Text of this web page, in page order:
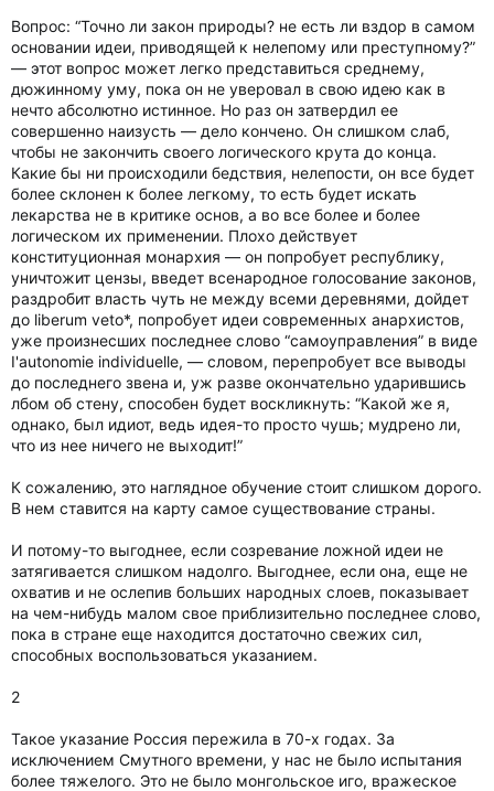
Вопрос: “Точно ли закон природы? не есть ли вздор в самом
основании идеи, приводящей к нелепому или преступному?”
— этот вопрос может легко представиться среднему,
дюжинному уму, пока он не уверовал в свою идею как в
нечто абсолютно истинное. Но раз он затвердил ее
совершенно наизусть — дело кончено. Он слишком слаб,
чтобы не закончить своего логического крута до конца.
Какие бы ни происходили бедствия, нелепости, он все будет
более склонен к более легкому, то есть будет искать
лекарства не в критике основ, а во все более и более
логическом их применении. Плохо действует
конституционная монархия — он попробует республику,
уничтожит цензы, введет всенародное голосование законов,
раздробит власть чуть не между всеми деревнями, дойдет
до liberum veto*, попробует идеи современных анархистов,
уже произнесших последнее слово “самоуправления” в виде
I'autonomie individuelle, — словом, перепробует все выводы
до последнего звена и, уж разве окончательно ударившись
лбом об стену, способен будет воскликнуть: “Какой же я,
однако, был идиот, ведь идея-то просто чушь; мудрено ли,
что из нее ничего не выходит!”
К сожалению, это наглядное обучение стоит слишком дорого.
В нем ставится на карту самое существование страны.
И потому-то выгоднее, если созревание ложной идеи не
затягивается слишком надолго. Выгоднее, если она, еще не
охватив и не ослепив больших народных слоев, показывает
на чем-нибудь малом свое приблизительно последнее слово,
пока в стране еще находится достаточно свежих сил,
способных воспользоваться указанием.
2
Такое указание Россия пережила в 70-х годах. За
исключением Смутного времени, у нас не было испытания
более тяжелого. Это не было монгольское иго, вражеское